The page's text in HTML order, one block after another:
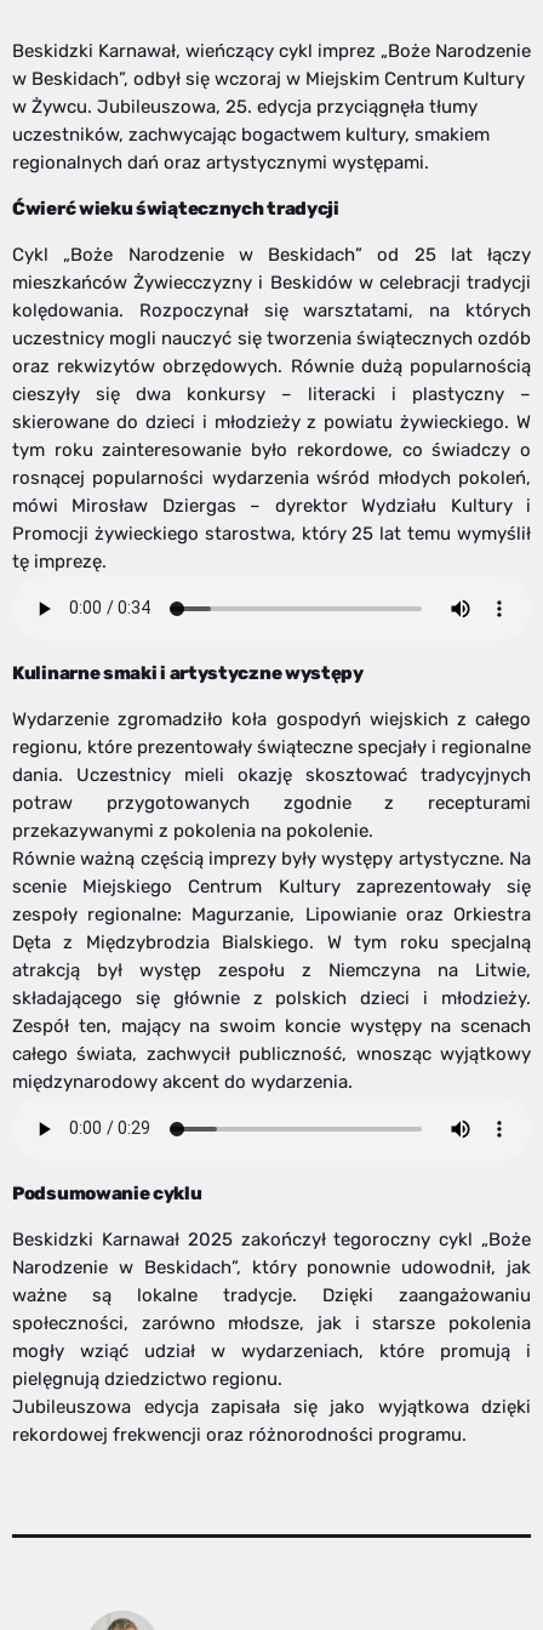
Beskidzki Karnawał, wieńczący cykl imprez „Boże Narodzenie
w Beskidach”, odbył się wczoraj w Miejskim Centrum Kultury
w Żywcu. Jubileuszowa, 25. edycja przyciągnęła tłumy
uczestników, zachwycając bogactwem kultury, smakiem
regionalnych dań oraz artystycznymi występami.
Ćwierć wieku świątecznych tradycji
Cykl „Boże Narodzenie w Beskidach” od 25 lat łączy
mieszkańców Żywiecczyzny i Beskidów w celebracji tradycji
kolędowania. Rozpoczynał się warsztatami, na których
uczestnicy mogli nauczyć się tworzenia świątecznych ozdób
oraz rekwizytów obrzędowych. Równie dużą popularnością
cieszyły się dwa konkursy – literacki i plastyczny –
skierowane do dzieci i młodzieży z powiatu żywieckiego. W
tym roku zainteresowanie było rekordowe, co świadczy o
rosnącej popularności wydarzenia wśród młodych pokoleń,
mówi Mirosław Dziergas – dyrektor Wydziału Kultury i
Promocji żywieckiego starostwa, który 25 lat temu wymyślił
tę imprezę.
Kulinarne smaki i artystyczne występy
Wydarzenie zgromadziło koła gospodyń wiejskich z całego
regionu, które prezentowały świąteczne specjały i regionalne
dania. Uczestnicy mieli okazję skosztować tradycyjnych
potraw przygotowanych zgodnie z recepturami
przekazywanymi z pokolenia na pokolenie.
Równie ważną częścią imprezy były występy artystyczne. Na
scenie Miejskiego Centrum Kultury zaprezentowały się
zespoły regionalne: Magurzanie, Lipowianie oraz Orkiestra
Dęta z Międzybrodzia Bialskiego. W tym roku specjalną
atrakcją był występ zespołu z Niemczyna na Litwie,
składającego się głównie z polskich dzieci i młodzieży.
Zespół ten, mający na swoim koncie występy na scenach
całego świata, zachwycił publiczność, wnosząc wyjątkowy
międzynarodowy akcent do wydarzenia.
Podsumowanie cyklu
Beskidzki Karnawał 2025 zakończył tegoroczny cykl „Boże
Narodzenie w Beskidach”, który ponownie udowodnił, jak
ważne są lokalne tradycje. Dzięki zaangażowaniu
społeczności, zarówno młodsze, jak i starsze pokolenia
mogły wziąć udział w wydarzeniach, które promują i
pielęgnują dziedzictwo regionu.
Jubileuszowa edycja zapisała się jako wyjątkowa dzięki
rekordowej frekwencji oraz różnorodności programu.